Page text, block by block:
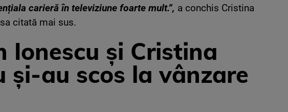
carieră în televiziune foarte mult.”, a conchis Cristina
citată mai sus.
Ionescu și Cristina
și-au scos la vânzare